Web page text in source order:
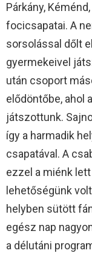
Párkány,
focicsapatai. A
sorsolással dőlt
gyermekeivel
után csoport
elődöntőbe, ahol
játszottunk.
így a harmadik
csapatával. A
ezzel a miénk
lehetőségünk
helyben sütött
egész nap
a délutáni